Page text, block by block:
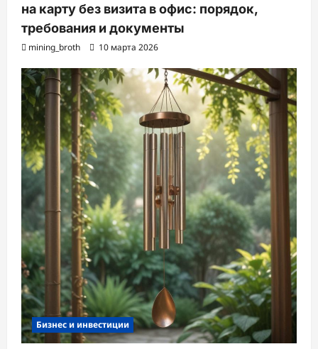
на карту без визита в офис: порядок,
требования и документы
mining_broth 10 марта 2026
Бизнес и инвестиции